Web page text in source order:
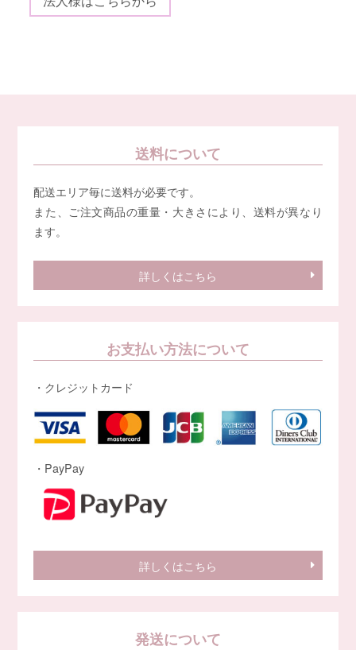
送料について
配送エリア毎に送料が必要です。
また、ご注文商品の重量・大きさにより、送料が異なり
ます。
詳しくはこちら
お支払い方法について
・クレジットカード
・PayPay
詳しくはこちら
発送について